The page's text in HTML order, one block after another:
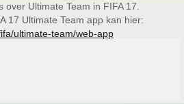
Ultimate Team in FIFA 17.
17 Ultimate Team app kan hier:
ultimate-team/web-app